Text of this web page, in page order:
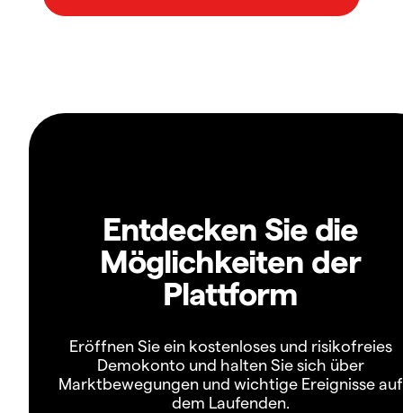
Entdecken Sie die
Möglichkeiten der
Plattform
Eröffnen Sie ein kostenloses und risikofreies
Demokonto und halten Sie sich über
Marktbewegungen und wichtige Ereignisse auf
dem Laufenden.